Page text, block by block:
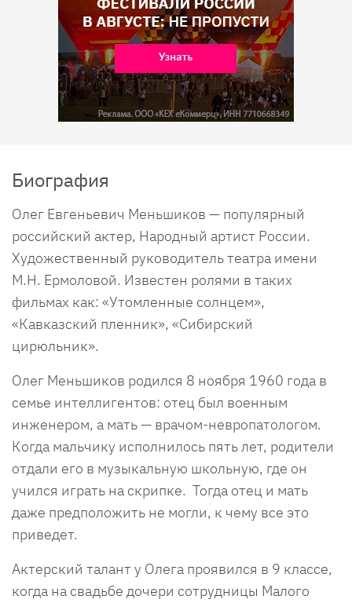
Биография
Олег Евгеньевич Меньшиков — популярный
российский актер, Народный артист России.
Художественный руководитель театра имени
М.Н. Ермоловой. Известен ролями в таких
фильмах как: «Утомленные солнцем»,
«Кавказский пленник», «Сибирский
цирюльник».
Олег Меньшиков родился 8 ноября 1960 года в
семье интеллигентов: отец был военным
инженером, а мать — врачом-невропатологом.
Когда мальчику исполнилось пять лет, родители
отдали его в музыкальную школьную, где он
учился играть на скрипке. Тогда отец и мать
даже предположить не могли, к чему все это
приведет.
Актерский талант у Олега проявился в 9 классе,
когда на свадьбе дочери сотрудницы Малого